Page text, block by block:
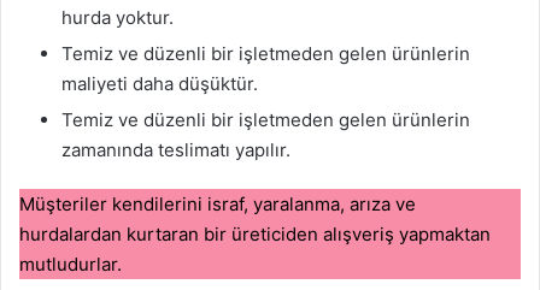
hurda yoktur.
Temiz ve düzenli bir işletmeden gelen ürünlerin
maliyeti daha düşüktür.
Temiz ve düzenli bir işletmeden gelen ürünlerin
zamanında teslimatı yapılır.
Müşteriler kendilerini israf, yaralanma, arıza ve
hurdalardan kurtaran bir üreticiden alışveriş yapmaktan
mutludurlar.